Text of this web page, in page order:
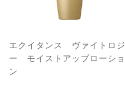
エクイタンス ヴァイトロジ
ー モイストアップローショ
ン